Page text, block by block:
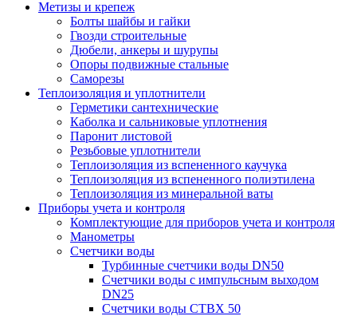
Метизы и крепеж
Болты шайбы и гайки
Гвозди строительные
Дюбели, анкеры и шурупы
Опоры подвижные стальные
Саморезы
Теплоизоляция и уплотнители
Герметики сантехнические
Каболка и сальниковые уплотнения
Паронит листовой
Резьбовые уплотнители
Теплоизоляция из вспененного каучука
Теплоизоляция из вспененного полиэтилена
Теплоизоляция из минеральной ваты
Приборы учета и контроля
Комплектующие для приборов учета и контроля
Манометры
Счетчики воды
Турбинные счетчики воды DN50
Счетчики воды с импульсным выходом
DN25
Счетчики воды СТВХ 50